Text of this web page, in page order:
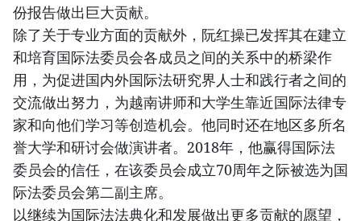
份报告做出巨大贡献。
除了关于专业方面的贡献外，阮红操已发挥其在建立
和培育国际法委员会各成员之间的关系中的桥梁作
用，为促进国内外国际法研究界人士和践行者之间的
交流做出努力，为越南讲师和大学生靠近国际法律专
家和向他们学习等创造机会。他同时还在地区多所名
誉大学和研讨会做演讲者。2018年，他赢得国际法
委员会的信任，在该委员会成立70周年之际被选为国
际法委员会第二副主席。
以继续为国际法法典化和发展做出更多贡献的愿望，